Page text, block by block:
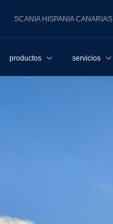
SCANIA HISPANIA CANARIAS
productos servicios